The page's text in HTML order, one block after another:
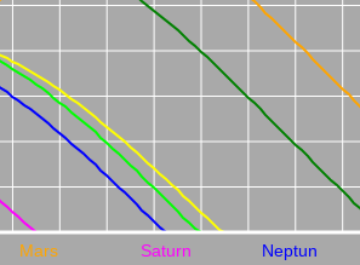
Mars
Saturn
Neptun